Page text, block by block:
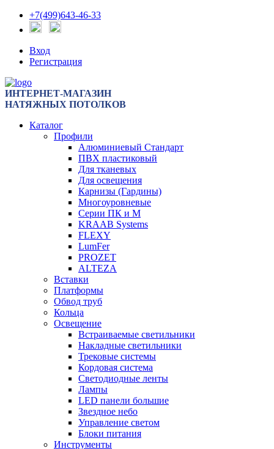
+7(499)643-46-33
Вход
Регистрация
ИНТЕРНЕТ-МАГАЗИН
НАТЯЖНЫХ ПОТОЛКОВ
Каталог
Профили
Алюминиевый Стандарт
ПВХ пластиковый
Для тканевых
Для освещения
Карнизы (Гардины)
Многоуровневые
Серии ПК и М
KRAAB Systems
FLEXY
LumFer
PROZET
ALTEZA
Вставки
Платформы
Обвод труб
Кольца
Освещение
Встраиваемые светильники
Накладные светильники
Трековые системы
Кордовая система
Светодиодные ленты
Лампы
LED панели большие
Звездное небо
Управление светом
Блоки питания
Инструменты